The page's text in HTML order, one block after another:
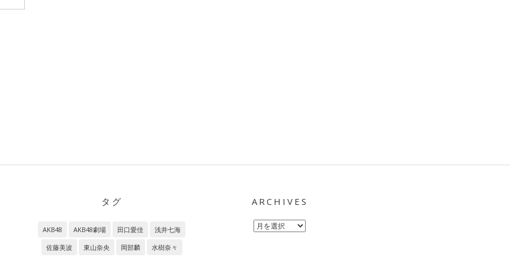
タグ
AKB48 AKB48劇場 田口愛佳
浅井七海
佐藤美波
東山奈央 岡部麟
水樹奈々
ARCHIVES
Archives